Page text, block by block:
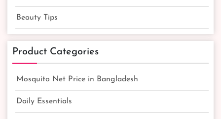
Beauty Tips
Product Categories
Mosquito Net Price in Bangladesh
Daily Essentials